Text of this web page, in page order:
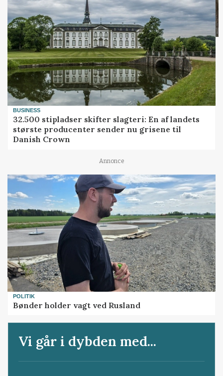
BUSINESS
32.500 stipladser skifter slagteri: En af landets
største producenter sender nu grisene til
Danish Crown
Annonce
POLITIK
Bønder holder vagt ved Rusland
Vi går i dybden med...